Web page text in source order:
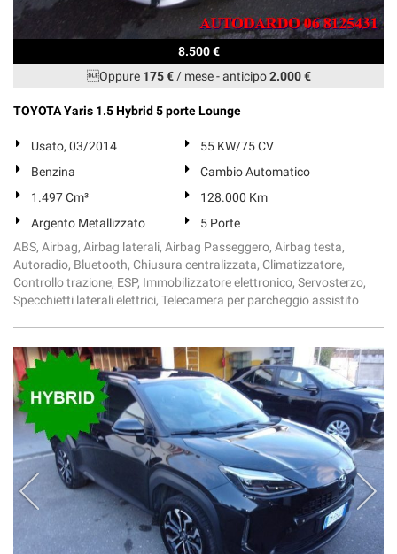
8.500 €
Oppure 175 €/ mese-anticipo2.000 €
TOYOTA Yaris 1.5 Hybrid 5 porte Lounge
Usato, 03/2014
55 KW/75 CV
Benzina
Cambio Automatico
1.497 Cm³
128.000 Km
Argento Metallizzato
5 Porte
ABS, Airbag, Airbag laterali, Airbag Passeggero, Airbag testa,
Autoradio, Bluetooth, Chiusura centralizzata, Climatizzatore,
Controllo trazione, ESP, Immobilizzatore elettronico, Servosterzo,
Specchietti laterali elettrici, Telecamera per parcheggio assistito